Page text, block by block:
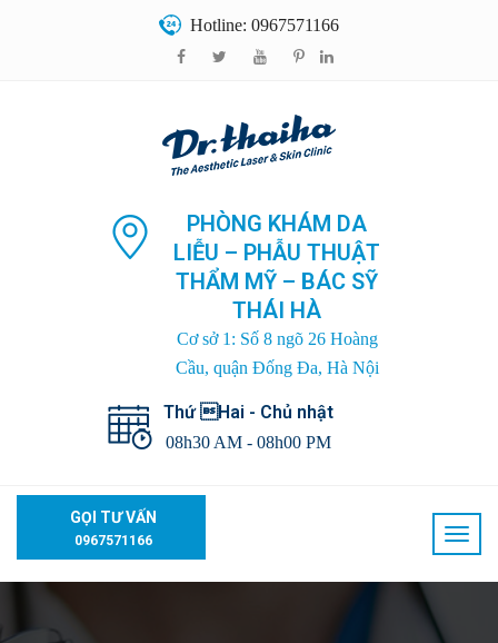
Hotline: 0967571166
PHÒNG KHÁM DA
LIỄU – PHẪU THUẬT
THẨM MỸ – BÁC SỸ
THÁI HÀ
Cơ sở 1: Số 8 ngõ 26 Hoàng
Cầu, quận Đống Đa, Hà Nội
Thứ Hai - Chủ nhật
08h30 AM - 08h00 PM
GỌI TƯ VẤN
0967571166